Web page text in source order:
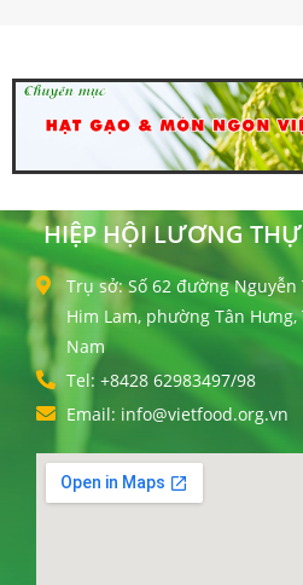
HIỆP HỘI LƯƠNG
Trụ sở: Số 62 đường
Him Lam, phường Tân Hưng,
Nam
Tel: +8428 62983497/98
Email: info@vietfood.org.vn